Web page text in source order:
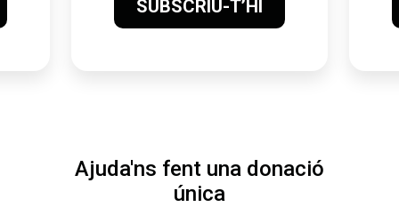
SUBSCRIU-T’HI
Ajuda'ns fent una donació
única